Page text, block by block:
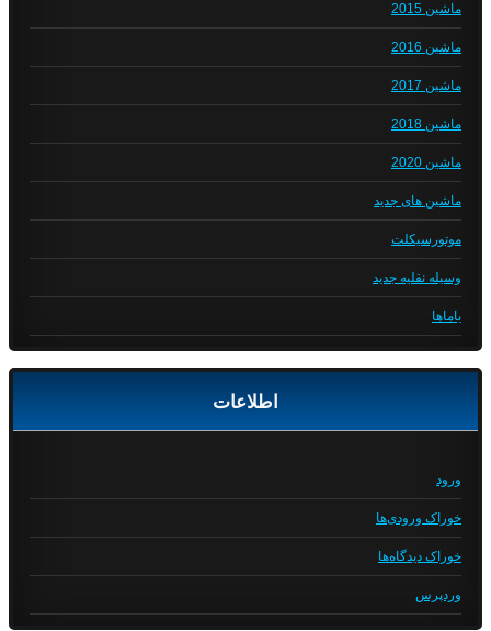
ماشین 2015
ماشین 2016
ماشین 2017
ماشین 2018
ماشین 2020
ماشین های جدید
موتورسیکلت
وسیله نقلیه جدید
یاماها
اطلاعات
ورود
خوراک ورودی‌ها
خوراک دیدگاه‌ها
وردپرس